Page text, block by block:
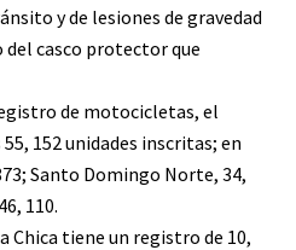
y de lesiones de gravedad
casco protector que
de motocicletas, el
152 unidades inscritas; en
Santo Domingo Norte, 34,
110.
Chica tiene un registro de 10,